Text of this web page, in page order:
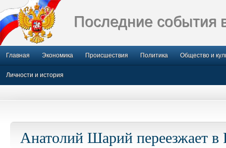
Последние события
Главная Экономика Происшествия Политика Общество и
Личности и история
Анатолий Шарий переезжает в